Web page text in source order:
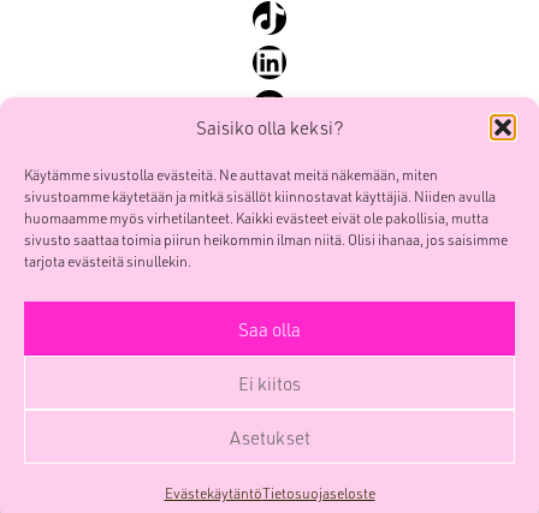
Saisiko olla keksi?
Käytämme sivustolla evästeitä. Ne auttavat meitä näkemään, miten
sivustoamme käytetään ja mitkä sisällöt kiinnostavat käyttäjiä. Niiden avulla
huomaamme myös virhetilanteet. Kaikki evästeet eivät ole pakollisia, mutta
sivusto saattaa toimia piirun heikommin ilman niitä. Olisi ihanaa, jos saisimme
tarjota evästeitä sinullekin.
Saa olla
Ei kiitos
Asetukset
EvästekäytäntöTietosuojaseloste
Sisällöntuotanto ja some
Yhteiskunnallinen markkinointi
Mainostoimisto Smoy Oy
POOL Verk
Sörnäistenkatu 1
etunimi.sukunimi(at)smoy.com
Y-tunnus 0741439-6
Facebook
Instagram
LinkedIn
YouTube
TikTok
LinkedIn
YouTube
Etusivu
Palvelut
Me
Yhteys
Yritys
SmoyTalk